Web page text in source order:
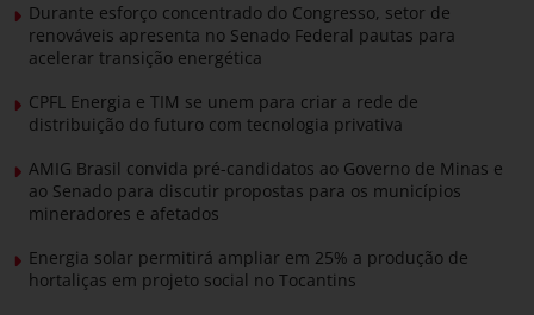
Durante esforço concentrado do Congresso, setor de
renováveis apresenta no Senado Federal pautas para
acelerar transição energética
CPFL Energia e TIM se unem para criar a rede de
distribuição do futuro com tecnologia privativa
AMIG Brasil convida pré-candidatos ao Governo de Minas e
ao Senado para discutir propostas para os municípios
mineradores e afetados
Energia solar permitirá ampliar em 25% a produção de
hortaliças em projeto social no Tocantins